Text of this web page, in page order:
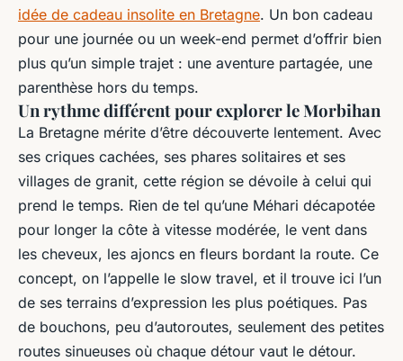
idée de cadeau insolite en Bretagne. Un bon cadeau
pour une journée ou un week-end permet d’offrir bien
plus qu’un simple trajet : une aventure partagée, une
parenthèse hors du temps.
Un rythme différent pour explorer le Morbihan
La Bretagne mérite d’être découverte lentement. Avec
ses criques cachées, ses phares solitaires et ses
villages de granit, cette région se dévoile à celui qui
prend le temps. Rien de tel qu’une Méhari décapotée
pour longer la côte à vitesse modérée, le vent dans
les cheveux, les ajoncs en fleurs bordant la route. Ce
concept, on l’appelle le slow travel, et il trouve ici l’un
de ses terrains d’expression les plus poétiques. Pas
de bouchons, peu d’autoroutes, seulement des petites
routes sinueuses où chaque détour vaut le détour.